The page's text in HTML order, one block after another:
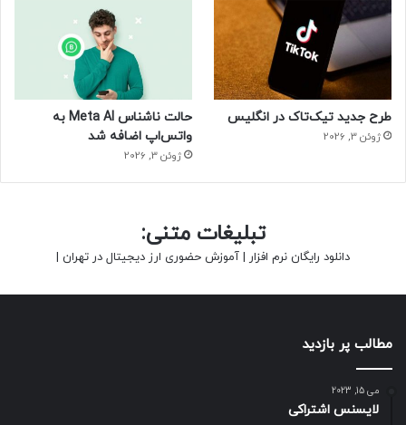
طرح جدید تیک‌تاک در انگلیس
ژوئن 3, 2026
حالت ناشناس Meta AI به
واتس‌اپ اضافه شد
ژوئن 3, 2026
تبلیغات متنی:
دانلود رایگان نرم افزار | آموزش حضوری ارز دیجیتال در تهران |
مطالب پر بازدید
می 15, 2023
لایسنس اشتراکی